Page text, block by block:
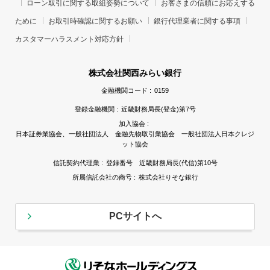
ローン取引に関する取組姿勢について お客さまの信頼にお応えする
ために お取引時確認に関するお願い 銀行代理業者に関する事項
カスタマーハラスメント対応方針
株式会社関西みらい銀行
金融機関コード : 0159
登録金融機関 : 近畿財務局長(登金)第7号
加入協会 :
日本証券業協会、一般社団法人 金融先物取引業協会 一般社団法人日本クレジ
ット協会
信託契約代理業 : 登録番号 近畿財務局長(代信)第10号
所属信託会社の商号 : 株式会社りそな銀行
PCサイトへ